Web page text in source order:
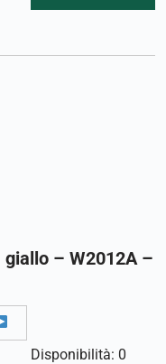
– W2012A –
Disponibilità: 0